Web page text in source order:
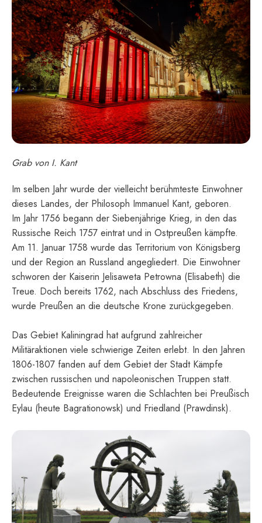
Grab von I. Kant
Im selben Jahr wurde der vielleicht berühmteste Einwohner
dieses Landes, der Philosoph Immanuel Kant, geboren.
Im Jahr 1756 begann der Siebenjährige Krieg, in den das
Russische Reich 1757 eintrat und in Ostpreußen kämpfte.
Am 11. Januar 1758 wurde das Territorium von Königsberg
und der Region an Russland angegliedert. Die Einwohner
schworen der Kaiserin Jelisaweta Petrowna (Elisabeth) die
Treue. Doch bereits 1762, nach Abschluss des Friedens,
wurde Preußen an die deutsche Krone zurückgegeben.
Das Gebiet Kaliningrad hat aufgrund zahlreicher
Militäraktionen viele schwierige Zeiten erlebt. In den Jahren
1806-1807 fanden auf dem Gebiet der Stadt Kämpfe
zwischen russischen und napoleonischen Truppen statt.
Bedeutende Ereignisse waren die Schlachten bei Preußisch
Eylau (heute Bagrationowsk) und Friedland (Prawdinsk).